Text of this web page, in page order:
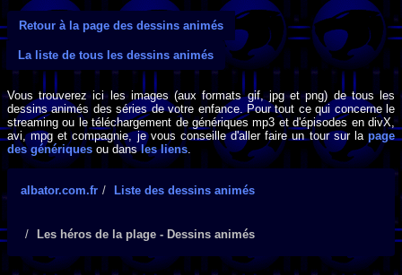
Retour à la page des dessins animés
La liste de tous les dessins animés
Vous trouverez ici les images (aux formats gif, jpg et png) de tous les
dessins animés des séries de votre enfance. Pour tout ce qui concerne le
streaming ou le téléchargement de génériques mp3 et d'épisodes en divX,
avi, mpg et compagnie, je vous conseille d'aller faire un tour sur la page
des génériques ou dansles liens.
albator.com.fr Liste des dessins animés
Les héros de la plage - Dessins animés